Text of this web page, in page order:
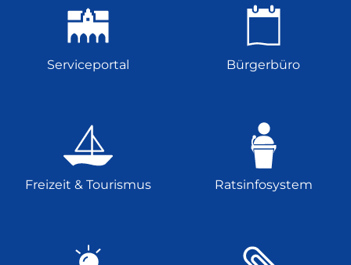
Serviceportal Bürgerbüro
Freizeit & Tourismus Ratsinfosystem